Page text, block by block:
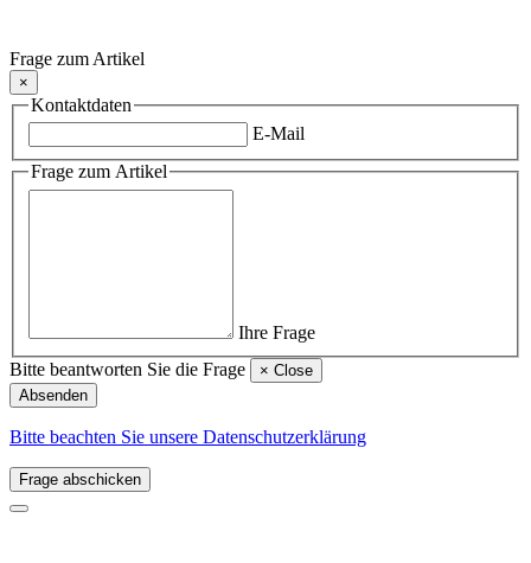
Frage zum Artikel
×
Kontaktdaten
E-Mail
Frage zum Artikel
Ihre Frage
Bitte beantworten Sie die Frage
× Close
Absenden
Bitte beachten Sie unsere Datenschutzerklärung
Frage abschicken